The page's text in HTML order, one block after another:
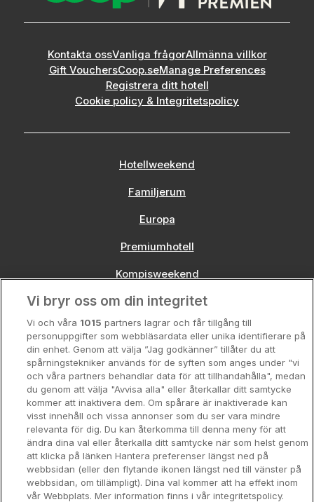
Kontakta ossVanliga frågorAllmänna villkor
Gift VouchersCoop.seManage Preferences
Registrera ditt hotell
Cookie policy & Integritetspolicy
Hotellweekend
Familjerum
Europa
Premiumhotell
Kompisweekend
Storstadsweekend
Hotellrum under 995 kr
Spahotell
Sydsverige
Om Hotellpremien
Nya hotell
Stadsweekend
Vi bryr oss om din integritet
Vi och våra 1015 partners lagrar och får tillgång till
personuppgifter som webbläsardata eller unika identifierare på
din enhet. Genom att välja ”Jag godkänner” tillåter du att
spårningstekniker används för de syften som anges under "vi
och våra partners behandlar data för att tillhandahålla", medan
du genom att välja "Avvisa alla" eller återkallar ditt samtycke
kommer att inaktivera dem. Om spårare är inaktiverade kan
visst innehåll och vissa annonser som du ser vara mindre
relevanta för dig. Du kan återkomma till denna meny för att
ändra dina val eller återkalla ditt samtycke när som helst genom
att klicka på länken Hantera preferenser längst ned på
webbsidan (eller den flytande ikonen längst ned till vänster på
webbsidan, om tillämpligt). Dina val kommer att ha effekt inom
vår Webbplats. Mer information finns i vår integritetspolicy.